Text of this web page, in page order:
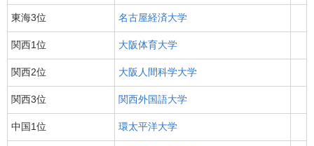
東海3位 名古屋経済大学
関西1位 大阪体育大学
関西2位 大阪人間科学大学
関西3位 関西外国語大学
中国1位 環太平洋大学